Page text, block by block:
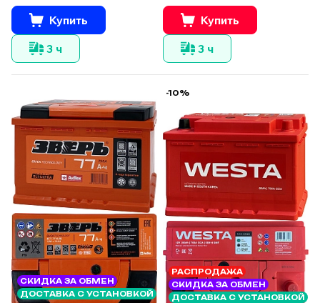
Купить
3 ч
Купить
3 ч
СКИДКА ЗА ОБМЕН
ДОСТАВКА С УСТАНОВКОЙ
-10%
РАСПРОДАЖА
СКИДКА ЗА ОБМЕН
ДОСТАВКА С УСТАНОВКОЙ